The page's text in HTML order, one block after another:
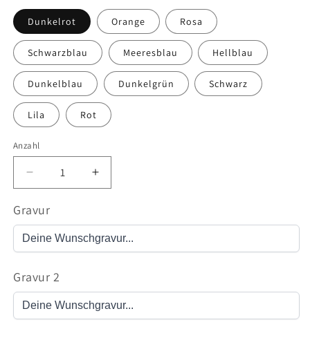
Dunkelrot Orange Rosa
Schwarzblau Meeresblau Hellblau
Dunkelblau Dunkelgrün Schwarz
Lila Rot
Anzahl
Verringere
die
Menge
für
Magnetarmbänder
mit
&amp;
Gravur
Erhöhe
die
für
Magnetarmbänder
mit
Gravur
Gravur
Gravur 2